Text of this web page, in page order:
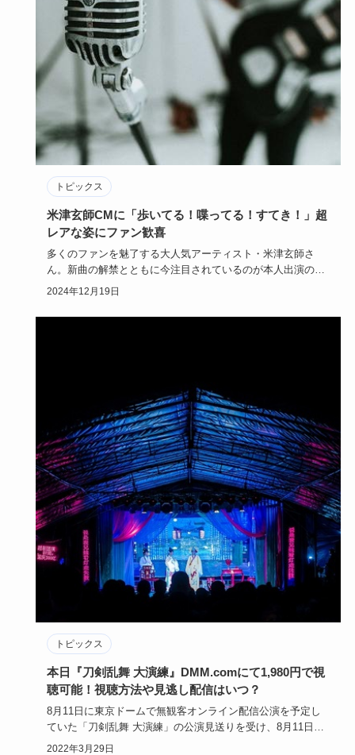
トピックス
米津玄師CMに「歩いてる！喋ってる！すてき！」超
レアな姿にファン歓喜
多くのファンを魅了する大人気アーティスト・米津玄師さ
ん。新曲の解禁とともに今注目されているのが本人出演の
CMです。公にはほ…
2024年12月19日
トピックス
本日『刀剣乱舞 大演練』DMM.comにて1,980円で視
聴可能！視聴方法や見逃し配信はいつ？
8月11日に東京ドームで無観客オンライン配信公演を予定し
ていた「刀剣乱舞 大演練」の公演見送りを受け、8月11日当
日は藤田…
2022年3月29日